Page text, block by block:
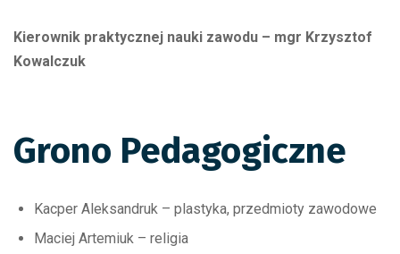
Kierownik praktycznej nauki zawodu – mgr Krzysztof
Kowalczuk
Grono Pedagogiczne
Kacper Aleksandruk – plastyka, przedmioty zawodowe
Maciej Artemiuk – religia